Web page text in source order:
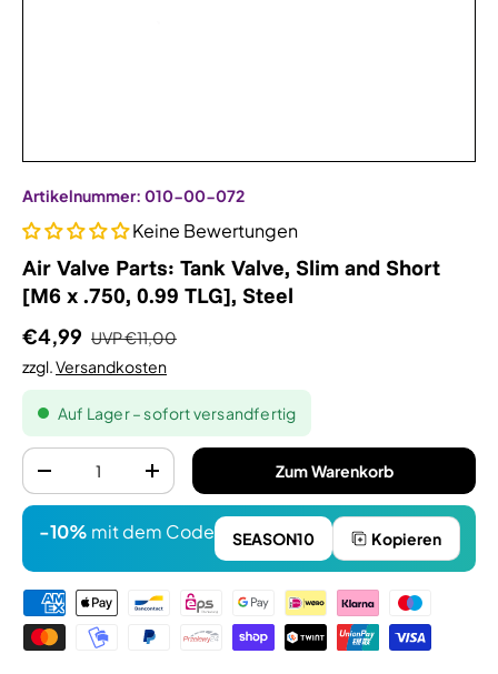
Artikelnummer: 010-00-072
Keine Bewertungen
Air Valve Parts: Tank Valve, Slim and Short
[M6 x .750, 0.99 TLG], Steel
€4,99 UVP€11,00
zzgl.Versandkosten
Auf Lager – sofort versandfertig
Anzahl
-
+ Zum Warenkorb
-10% mit dem Code SEASON10 Kopieren
Zahlungsmethoden